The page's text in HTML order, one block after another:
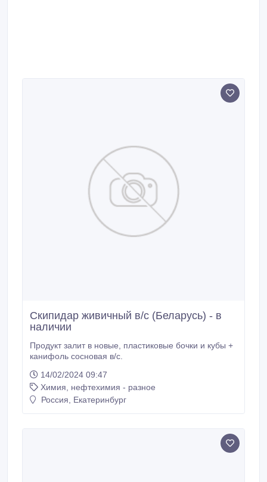
Скипидар живичный в/с (Беларусь) - в
наличии
Продукт залит в новые, пластиковые бочки и кубы +
канифоль сосновая в/с.
14/02/2024 09:47
Химия, нефтехимия - разное
Россия, Екатеринбург